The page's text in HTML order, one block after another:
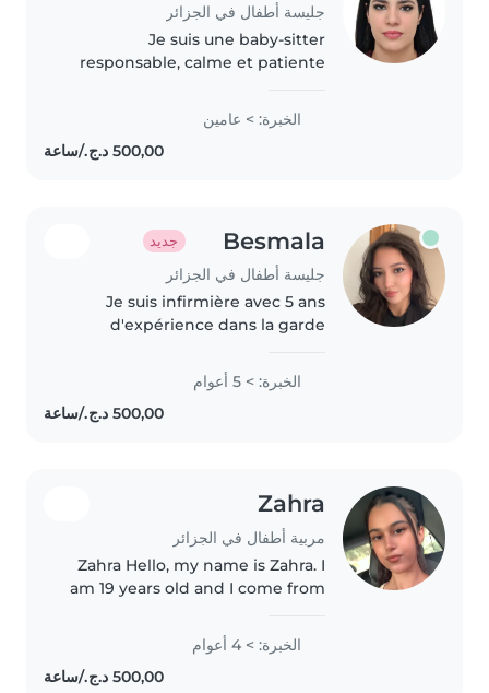
جليسة أطفال في الجزائر
Je suis une baby-sitter
responsable, calme et patiente
enfance aux écoliers. Je parle
anglais, arabe et français. J'adore
الخبرة: > عامين
Besmala جديد
جليسة أطفال في الجزائر
Je suis infirmière avec 5 ans
d'expérience dans la garde
préscolaire. Créative et patiente,
je propose des activités comme
le dessin. Trilingue (français,
الخبرة: > 5 أعوام
Zahra
مربية أطفال في الجزائر
Zahra Hello, my name is Zahra. I
am 19 years old and I come from
taking care of children,
especially with my family
members and young children in
الخبرة: > 4 أعوام